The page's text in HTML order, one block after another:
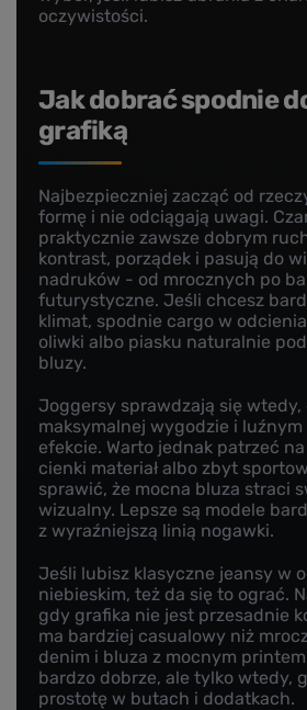
oczywistości.
Jak dobrać spodnie
grafiką
Najbezpieczniej zacząć od
formę i nie odciągają uwagi.
praktycznie zawsze dobrym
kontrast, porządek i pasują do
nadruków - od mrocznych po
futurystyczne. Jeśli chcesz
klimat, spodnie cargo w
oliwki albo piasku naturalnie
bluzy.
Joggersy sprawdzają się wtedy,
maksymalnej wygodzie i
efekcie. Warto jednak patrzeć
cienki materiał albo zbyt
sprawić, że mocna bluza straci
wizualny. Lepsze są modele
z wyraźniejszą linią nogawki.
Jeśli lubisz klasyczne jeansy w
niebieskim, też da się to ograć.
gdy grafika nie jest przesadnie
ma bardziej casualowy niż
denim i bluza z mocnym
bardzo dobrze, ale tylko wtedy,
prostotę w butach i dodatkach.